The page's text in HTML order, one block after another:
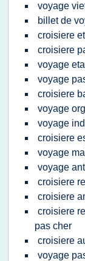
voyage
billet de
croisiere
croisiere
voyage
voyage
croisiere
voyage
voyage
croisiere
voyage
voyage
croisiere
croisiere
croisiere
pas cher
croisiere
voyage